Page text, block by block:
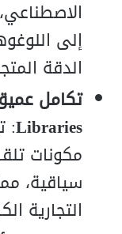
إلى
الدقة
Libraries
:
مكونات
سياقية،
التجارية